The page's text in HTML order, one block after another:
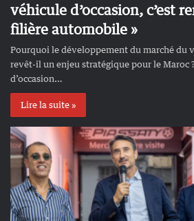
véhicule d’occasion, c’est
filière automobile »
Pourquoi le développement du marché du
revêt-il un enjeu stratégique pour le Maroc
d’occasion…
Lire la suite »